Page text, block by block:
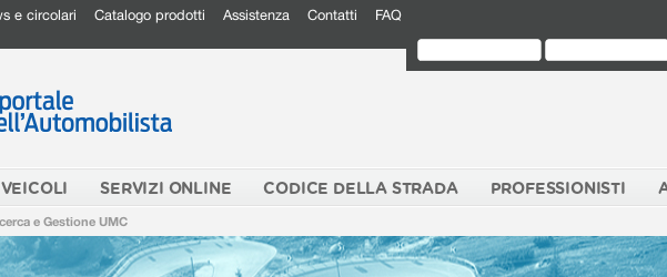
e circolari Catalogo prodotti Assistenza Contatti FAQ
VEICOLI SERVIZI ONLINE CODICE DELLA STRADA PROFESSIONISTI
e Gestione UMC